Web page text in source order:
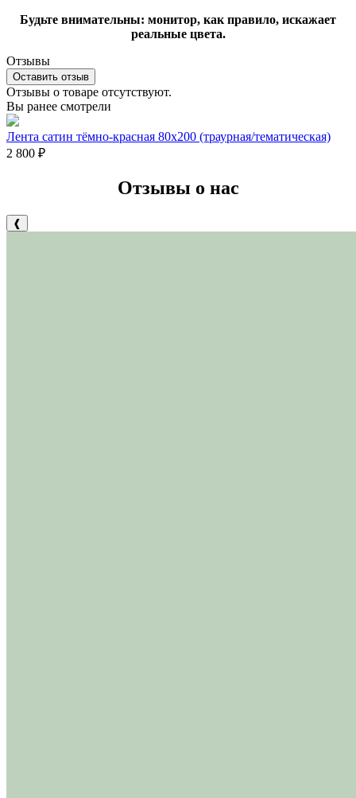
Будьте внимательны: монитор, как правило, искажает
реальные цвета.
Отзывы
Оставить отзыв
Отзывы о товаре отсутствуют.
Вы ранее смотрели
Лента сатин тёмно-красная 80х200 (траурная/тематическая)
2 800 ₽
Отзывы о нас
❰